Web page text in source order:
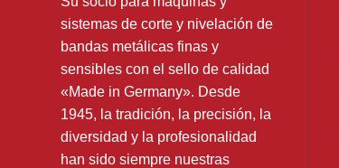
sistemas de corte y nivelación de
bandas metálicas finas y
sensibles con el sello de calidad
«Made in Germany». Desde
1945, la tradición, la precisión, la
diversidad y la profesionalidad
han sido siempre nuestras